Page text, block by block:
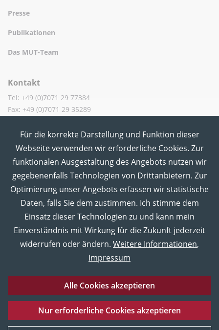
UNESCO
Presse
Publikationen
Das MUT-Team
Kontakt
Tel: +49 (0)7071 29 77384
Fax: +49 (0)7071 29 35289
MUT in den Sozialen Medien
Eberhard Karls Universität Tübingen Impressum
Datenschutz Barrierefreiheitserklärung Sitemap
Für die korrekte Darstellung und Funktion dieser
Webseite verwenden wir erforderliche Cookies. Zur
funktionalen Ausgestaltung des Angebots nutzen wir
gegebenenfalls Technologien von Drittanbietern. Zur
Optimierung unser Angebots erfassen wir statistische
Daten, falls Sie dem zustimmen. Ich stimme dem
Einsatz dieser Technologien zu und kann mein
Einverständnis mit Wirkung für die Zukunft jederzeit
widerrufen oder ändern. Weitere Informationen,
Impressum
Alle Cookies akzeptieren
Nur erforderliche Cookies akzeptieren